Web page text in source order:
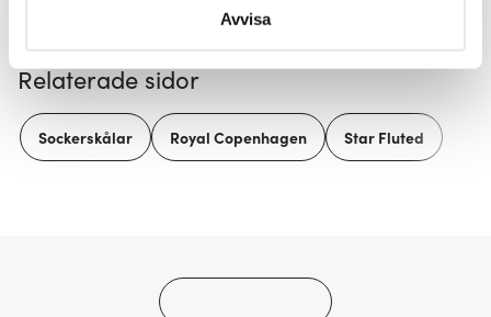
Du kan ändra eller dra tillbaka ditt samtycke när som
Vi använder cookies för att innehållet och annonserna
ska anpassas efter det som vi tror att du tycker om. Det
gör också att vi kan analysera vår trafik och göra
Avvisa
Relaterade sidor
Sockerskålar Royal Copenhagen Star Fluted